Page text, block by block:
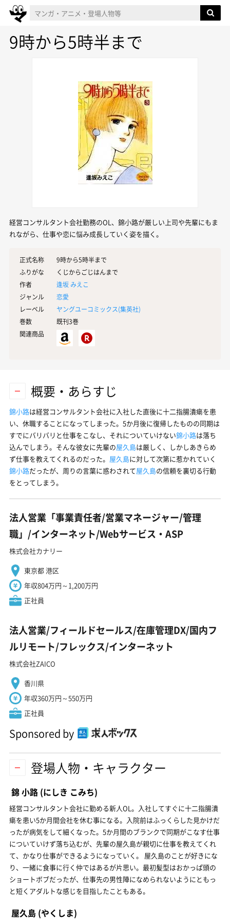
9時から5時半まで
経営コンサルタント会社勤務のOL、錦小路が厳しい上司や先輩にもま
れながら、仕事や恋に悩み成長していく姿を描く。
正式名称
9時から5時半まで
ふりがな
くじからごじはんまで
作者
逢坂 みえこ
ジャンル
恋愛
レーベル
ヤングユーコミックス(集英社)
巻数
既刊3巻
関連商品
概要・あらすじ
錦小路は経営コンサルタント会社に入社した直後に十二指腸潰瘍を患
い、休職することになってしまった。5か月後に復帰したものの同期は
すでにバリバリと仕事をこなし、それについていけない錦小路は落ち
込んでしまう。そんな彼女に先輩の屋久島は厳しく、しかしあきらめ
ず仕事を教えてくれるのだった。 屋久島に対して次第に惹かれていく
錦小路だったが、周りの言葉に惑わされて屋久島の信頼を裏切る行動
をとってしまう。
法人営業「事業責任者/営業マネージャー/管理
職」/インターネット/Webサービス・ASP
株式会社カナリー
東京都 港区
年収804万円～1,200万円
正社員
法人営業/フィールドセールス/在庫管理DX/国内フ
ルリモート/フレックス/インターネット
株式会社ZAICO
香川県
年収360万円～550万円
正社員
Sponsored by
登場人物・キャラクター
錦 小路 (にしき こみち)
経営コンサルタント会社に勤める新人OL。入社してすぐに十二指腸潰
瘍を患い5か月間会社を休む事になる。入院前はふっくらした見かけだ
ったが病気をして細くなった。5か月間のブランクで同期がこなす仕事
についていけず落ち込むが、先輩の屋久島が親切に仕事を教えてくれ
て、かなり仕事ができるようになっていく。 屋久島のことが好きにな
り、一緒に食事に行く仲ではあるが片思い。最初髪型はおかっぱ頭の
ショートボブだったが、仕事先の男性陣になめられないようにともっ
と短くアダルトな感じを目指したこともある。
屋久島 (やくしま)